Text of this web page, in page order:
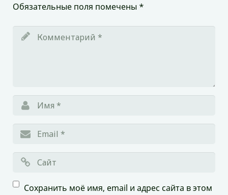
Обязательные поля помечены *
Сохранить моё имя, email и адрес сайта в этом